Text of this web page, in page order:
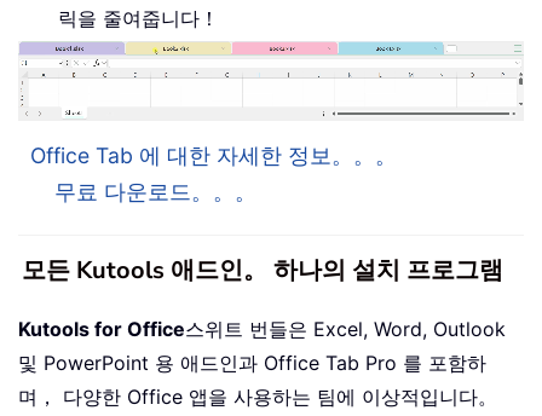
릭을 줄여줍니다！
Office Tab 에 대한 자세한 정보。。。
무료 다운로드。。。
모든 Kutools 애드인。 하나의 설치 프로그램
Kutools for Office스위트 번들은 Excel, Word, Outlook
및 PowerPoint 용 애드인과 Office Tab Pro 를 포함하
며， 다양한 Office 앱을 사용하는 팀에 이상적입니다。